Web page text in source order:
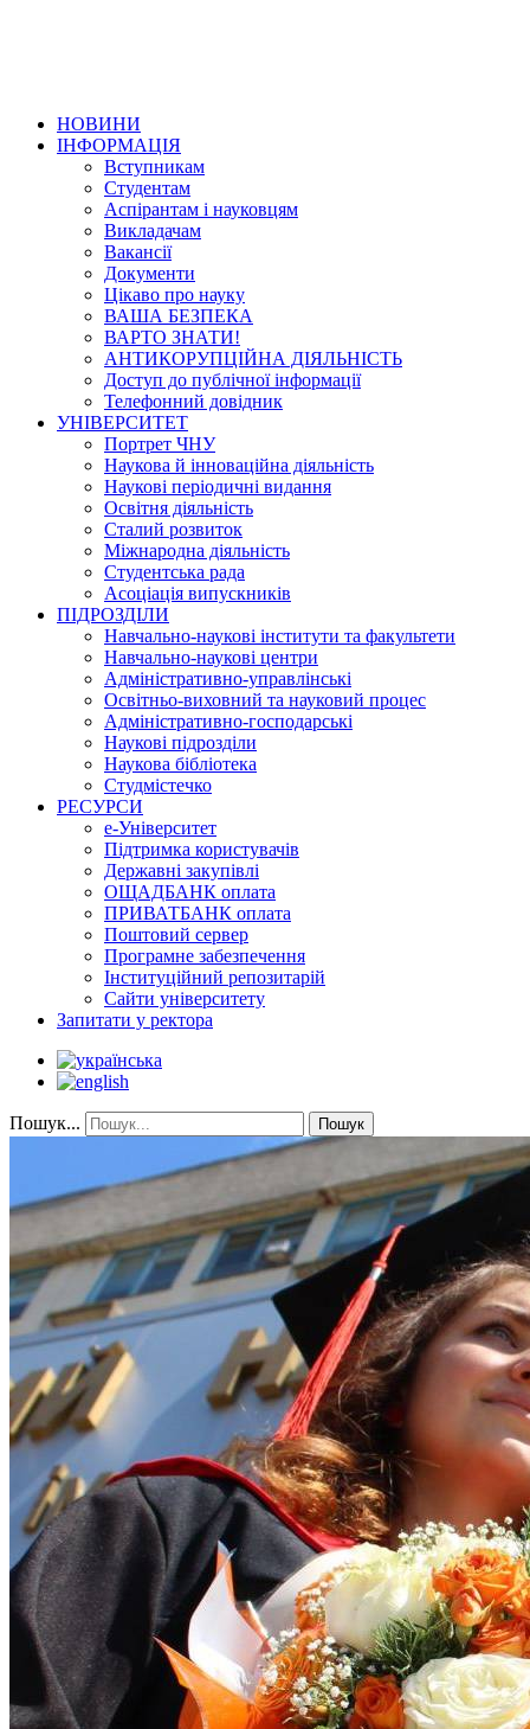
НОВИНИ
ІНФОРМАЦІЯ
Вступникам
Студентам
Аспірантам і науковцям
Викладачам
Вакансії
Документи
Цікаво про науку
ВАША БЕЗПЕКА
ВАРТО ЗНАТИ!
АНТИКОРУПЦІЙНА ДІЯЛЬНІСТЬ
Доступ до публічної інформації
Телефонний довідник
УНІВЕРСИТЕТ
Портрет ЧНУ
Наукова й інноваційна діяльність
Наукові періодичні видання
Освітня діяльність
Сталий розвиток
Міжнародна діяльність
Студентська рада
Асоціація випускників
ПІДРОЗДІЛИ
Навчально-наукові інститути та факультети
Навчально-наукові центри
Адміністративно-управлінські
Освітньо-виховний та науковий процес
Адміністративно-господарські
Наукові підрозділи
Наукова бібліотека
Студмістечко
РЕСУРСИ
е-Університет
Підтримка користувачів
Державні закупівлі
ОЩАДБАНК оплата
ПРИВАТБАНК оплата
Поштовий сервер
Програмне забезпечення
Інституційний репозитарій
Сайти університету
Запитати у ректора
Пошук... Пошук